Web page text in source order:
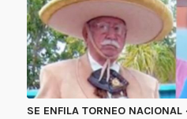
SE ENFILA TORNEO